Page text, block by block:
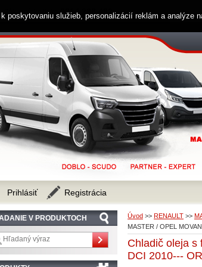
Úvod >> RENAULT >>
MASTER / OPEL
Chladič oleja s
DCI 2010---
V PRODUKTOCH
Zákaznícka linka 0914 238 482
Prihlásiť Registrácia
poskytovaniu služieb, personalizácií reklám a